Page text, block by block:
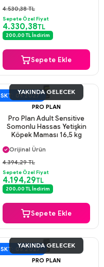
Güvenli Ödeme
Aynı Gün Kargo
4.530,38 TL
Sepete Özel Fiyat
4.330,38TL
200,00 TL İndirim
Sepete Ekle
SKT: 09.2027
YAKINDA GELECEK
PRO PLAN
Pro Plan Adult Sensitive
Somonlu Hassas Yetişkin
Köpek Maması 16,5 kg
Aynı Gün Kargo
Orijinal Ürün
Güvenli Ödeme
Aynı Gün Kargo
4.394,29 TL
Sepete Özel Fiyat
4.194,29TL
200,00 TL İndirim
Sepete Ekle
SKT: 05.2027
YAKINDA GELECEK
PRO PLAN